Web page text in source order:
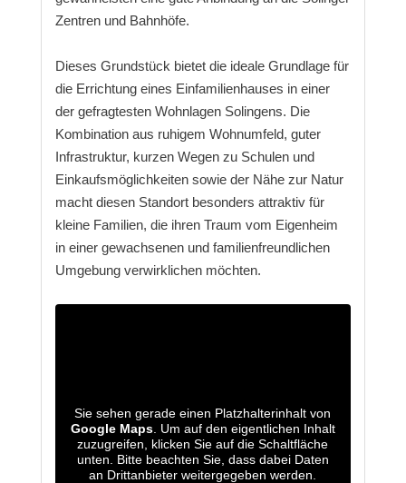
Zentren und Bahnhöfe.
Dieses Grundstück bietet die ideale Grundlage für
die Errichtung eines Einfamilienhauses in einer
der gefragtesten Wohnlagen Solingens. Die
Kombination aus ruhigem Wohnumfeld, guter
Infrastruktur, kurzen Wegen zu Schulen und
Einkaufsmöglichkeiten sowie der Nähe zur Natur
macht diesen Standort besonders attraktiv für
kleine Familien, die ihren Traum vom Eigenheim
in einer gewachsenen und familienfreundlichen
Umgebung verwirklichen möchten.
Sie sehen gerade einen Platzhalterinhalt von
Google Maps. Um auf den eigentlichen Inhalt
zuzugreifen, klicken Sie auf die Schaltfläche
unten. Bitte beachten Sie, dass dabei Daten
an Drittanbieter weitergegeben werden.